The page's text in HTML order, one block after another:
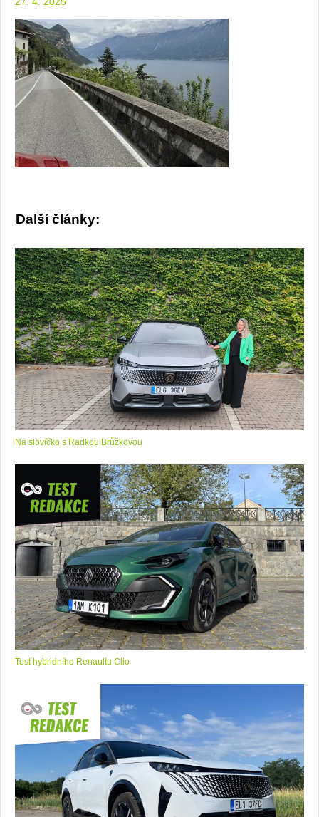
Další články:
Na slovíčko s Radkou Brůžkovou
Test hybridního Renaultu Clio